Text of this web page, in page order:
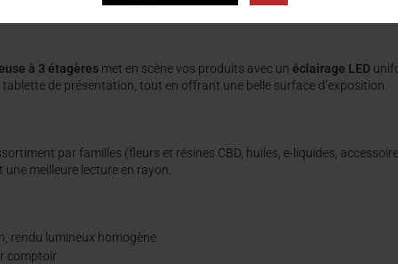
à 3 étagères met en scène vos produits avec un éclairage LED
de présentation, tout en offrant une belle surface d’exposition.
par familles (fleurs et résines CBD, huiles, e-liquides,
une meilleure lecture en rayon.
rendu lumineux homogène
comptoir